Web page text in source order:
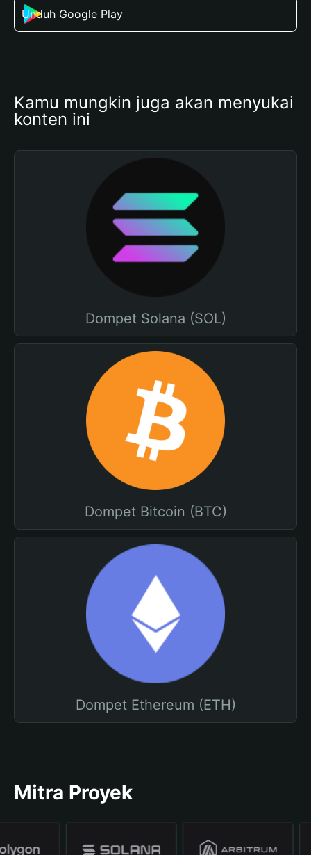
Unduh Google Play
Kamu mungkin juga akan menyukai
konten ini
Dompet Solana (SOL)
Dompet Bitcoin (BTC)
Dompet Ethereum (ETH)
Mitra Proyek